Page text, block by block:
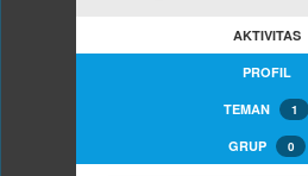
AKTIVITAS
PROFIL
TEMAN 1
GRUP 0